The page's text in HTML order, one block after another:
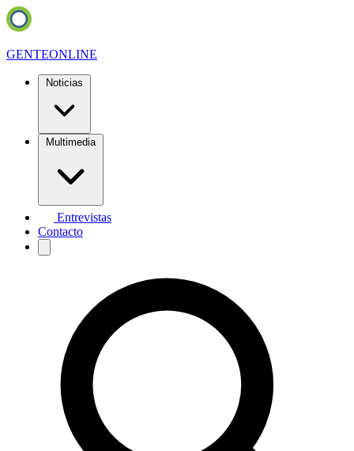
GENTEONLINE
Noticias
Multimedia
Entrevistas
Contacto